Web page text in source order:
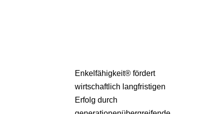
Enkelfähigkeit® fördert
wirtschaftlich langfristigen
Erfolg durch